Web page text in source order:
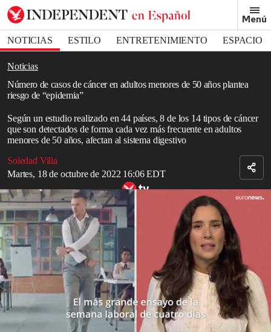
Menú
NOTICIAS ESTILO ENTRETENIMIENTO
ESPACIO
DEPORTES
Noticias
Número de casos de cáncer en adultos menores de 50 años plantea
riesgo de “epidemia”
Según un estudio realizado en 44 países, 8 de los 14 tipos de cáncer
que son detectados de forma cada vez más frecuente en adultos
menores de 50 años, afectan al sistema digestivo
Soledad Villa
Martes, 18 de octubre de 2022 16:06 EDT
Bookmark popover
Removed from bookmarks
Close popover
Hay más supervivientes de cáncer que nunca antes y buenas noticias
sobre la semana laboral de 4 días
Cuando elcáncerafecta a un adulto menor de 50 años, se le
denomina “caso de inicio temprano”, y los especialistas alertan que
es cada vez más frecuente según muestran los registros de la
enfermedad en 44 países.
Los números se elevan, sobre todo en los casos de cáncer
colorrectal y otros 13 tipos de cáncer, la mayoría de los cuáles
afecta el sistema digestivo, cuya incidencia es mayor en países de
ingresos medios y altos.